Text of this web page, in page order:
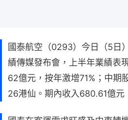
國泰航空（0293）今日（5日
績傳媒發布會，上半年業績表
62億元，按年激增71%；中期
26港仙。期內收入680.61億元